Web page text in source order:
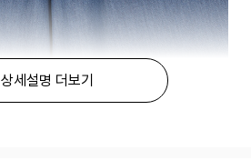
상세설명 더보기